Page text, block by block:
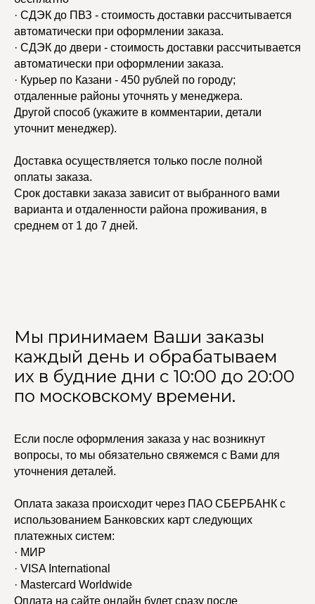
· СДЭК до ПВЗ - стоимость доставки рассчитывается
автоматически при оформлении заказа.
· СДЭК до двери - стоимость доставки рассчитывается
автоматически при оформлении заказа.
· Курьер по Казани - 450 рублей по городу;
отдаленные районы уточнять у менеджера.
Другой способ (укажите в комментарии, детали
уточнит менеджер).
Доставка осуществляется только после полной
оплаты заказа.
Срок доставки заказа зависит от выбранного вами
варианта и отдаленности района проживания, в
среднем от 1 до 7 дней.
Мы принимаем Ваши заказы
каждый день и обрабатываем
их в будние дни с 10:00 до 20:00
по московскому времени.
Если после оформления заказа у нас возникнут
вопросы, то мы обязательно свяжемся с Вами для
уточнения деталей.
Оплата заказа происходит через ПАО СБЕРБАНК с
использованием Банковских карт следующих
платежных систем:
· МИР
· VISA International
· Mastercard Worldwide
Оплата на сайте онлайн будет сразу после